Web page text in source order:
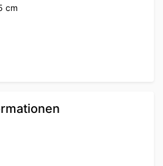
cm